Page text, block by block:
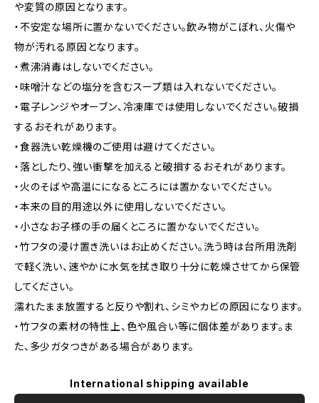
や変質の原因となります。
・不安定な場所に置かないでください。飲み物がこぼれ、火傷や
物が汚れる原因となります。
・煮沸消毒はしないでください。
・味噌汁などの塩分を含むスープ類は入れないでください。
・電子レンジやオーブン、冷凍庫では使用しないでください。破損
するおそれがあります。
・食器洗い乾燥機のご使用は避けてください。
・落としたり、強い衝撃を加えると破損するおそれがあります。
・火のそばや高温にになるところには置かないでください。
・本来の目的用途以外に使用しないでください。
・小さなお子様の手の届くところに置かないでください。
・竹フタの浸け置き洗いはお止めください。洗う時は台所用洗剤
で軽く洗い、速やかに水気を拭き取り十分に乾燥させてから保管
してください。
濡れたまま放置すると反りや割れ、シミやカビの原因になります。
・竹フタの素材の特性上、色や風合い等に個体差があります。ま
た、多少ガタつきがある場合があります。
International shipping available